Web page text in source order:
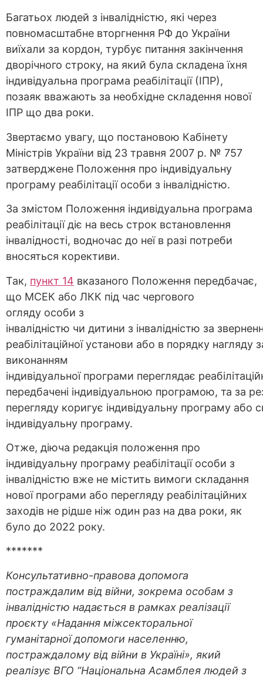
Багатьох людей з інвалідністю, які через
повномасштабне вторгнення РФ до України
виїхали за кордон, турбує питання закінчення
дворічного строку, на який була складена їхня
індивідуальна програма реабілітації (ІПР),
позаяк вважають за необхідне складення нової
ІПР що два роки.
Звертаємо увагу, що постановою Кабінету
Міністрів України від 23 травня 2007 р. № 757
затверджене Положення про індивідуальну
програму реабілітації особи з інвалідністю.
За змістом Положення індивідуальна програма
реабілітації діє на весь строк встановлення
інвалідності, водночас до неї в разі потреби
вносяться корективи.
Так, пункт 14 вказаного Положення передбачає,
що МСЕК або ЛКК під час чергового
огляду особи з
інвалідністю чи дитини з інвалідністю за
реабілітаційної установи або в порядку нагляду
виконанням
індивідуальної програми переглядає
передбачені індивідуальною програмою, та за
перегляду коригує індивідуальну програму або
індивідуальну програму.
Отже, діюча редакція положення про
індивідуальну програму реабілітації особи з
інвалідністю вже не містить вимоги складання
нової програми або перегляду реабілітаційних
заходів не рідше ніж один раз на два роки, як
було до 2022 року.
*******
Консультативно-правова допомога
постраждалим від війни, зокрема особам з
інвалідністю надається в рамках реалізації
проєкту «Надання міжсекторальної
гуманітарної допомоги населенню,
постраждалому від війни в Україні», який
реалізує ВГО “Національна Асамблея людей з